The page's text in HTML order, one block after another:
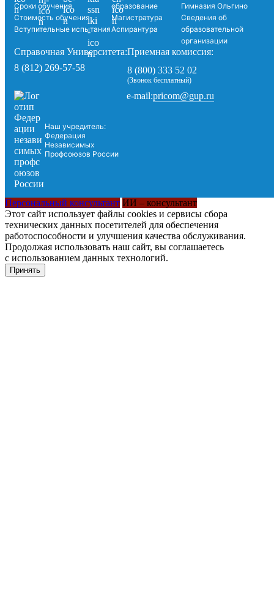
Сроки обучения
Стоимость обучения
Вступительные испытания
образование
Магистратура
Аспирантура
Гимназия Ольгино
Сведения об
образовательной
организации
Справочная Университета:
8 (812) 269-57-58
Приемная комиссия:
8 (800) 333 52 02
(Звонок бесплатный)
Наш учредитель:
Федерация
Независимых
Профсоюзов России
e-mail:pricom@gup.ru
Персональный консультант ИИ – консультант
Этот сайт использует файлы cookies и сервисы сбора
технических данных посетителей для обеспечения
работоспособности и улучшения качества обслуживания.
Продолжая использовать наш сайт, вы соглашаетесь
с использованием данных технологий.
Принять